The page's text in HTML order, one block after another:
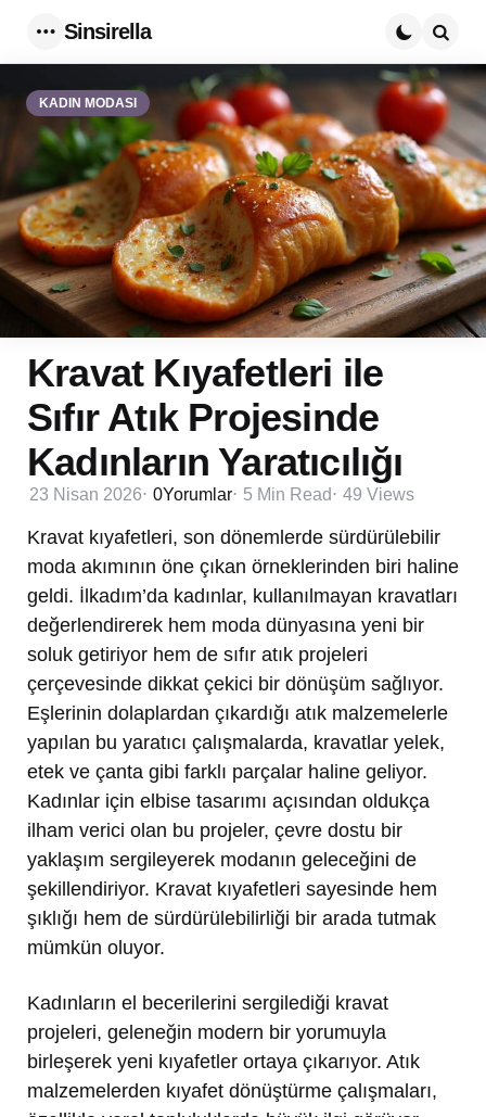
Sinsirella
KADIN MODASI
Kravat Kıyafetleri ile
Sıfır Atık Projesinde
Kadınların Yaratıcılığı
23 Nisan 2026 0Yorumlar 5 Min Read 49 Views
Kravat kıyafetleri, son dönemlerde sürdürülebilir
moda akımının öne çıkan örneklerinden biri haline
geldi. İlkadım’da kadınlar, kullanılmayan kravatları
değerlendirerek hem moda dünyasına yeni bir
soluk getiriyor hem de sıfır atık projeleri
çerçevesinde dikkat çekici bir dönüşüm sağlıyor.
Eşlerinin dolaplardan çıkardığı atık malzemelerle
yapılan bu yaratıcı çalışmalarda, kravatlar yelek,
etek ve çanta gibi farklı parçalar haline geliyor.
Kadınlar için elbise tasarımı açısından oldukça
ilham verici olan bu projeler, çevre dostu bir
yaklaşım sergileyerek modanın geleceğini de
şekillendiriyor. Kravat kıyafetleri sayesinde hem
şıklığı hem de sürdürülebilirliği bir arada tutmak
mümkün oluyor.
Kadınların el becerilerini sergilediği kravat
projeleri, geleneğin modern bir yorumuyla
birleşerek yeni kıyafetler ortaya çıkarıyor. Atık
malzemelerden kıyafet dönüştürme çalışmaları,